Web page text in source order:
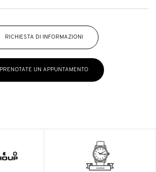
RICHIESTA DI INFORMAZIONI
PRENOTATE UN APPUNTAMENTO